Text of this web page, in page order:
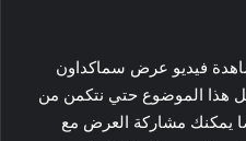
فيديو عرض سماكداون
هذا الموضوع حتي نتكمن من
يمكنك مشاركة العرض مع